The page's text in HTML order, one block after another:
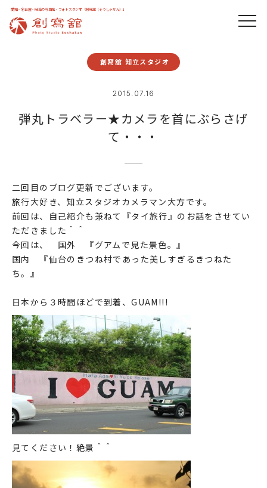
愛知・名古屋・岐阜の写真館・フォトスタジオ「創寫舘（そうしゃかん）」
創寫舘 知立スタジオ
2015.07.16
弾丸トラベラー★カメラを首にぶらさげ
て・・・
二回目のブログ更新でございます。
旅行大好き、知立スタジオカメラマン大方です。
前回は、自己紹介も兼ねて『タイ旅行』のお話をさせてい
ただきました＾＾
今回は、 国外 『グアムで見た景色。』
国内 『仙台のきつね村であった美しすぎるきつねた
ち。』
日本から３時間ほどで到着、GUAM!!!
見てください！絶景＾＾